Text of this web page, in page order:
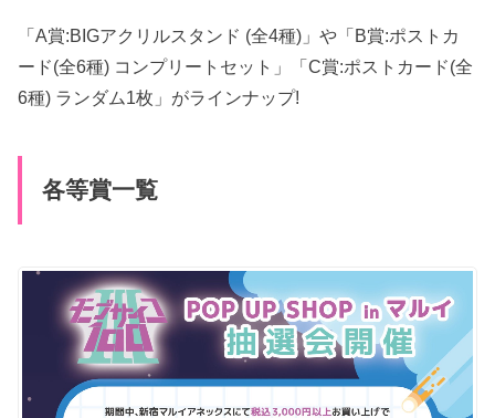
「A賞:BIGアクリルスタンド (全4種)」や「B賞:ポストカ
ード(全6種) コンプリートセット」「C賞:ポストカード(全
6種) ランダム1枚」がラインナップ!
各等賞一覧